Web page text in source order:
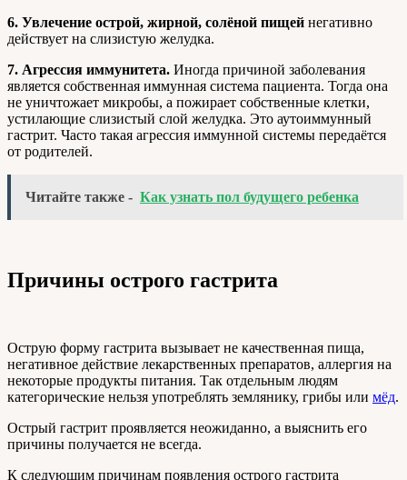
6. Увлечение острой, жирной, солёной пищей негативно
действует на слизистую желудка.
7. Агрессия иммунитета. Иногда причиной заболевания
является собственная иммунная система пациента. Тогда она
не уничтожает микробы, а пожирает собственные клетки,
устилающие слизистый слой желудка. Это аутоиммунный
гастрит. Часто такая агрессия иммунной системы передаётся
от родителей.
Читайте также - Как узнать пол будущего ребенка
Причины острого гастрита
Острую форму гастрита вызывает не качественная пища,
негативное действие лекарственных препаратов, аллергия на
некоторые продукты питания. Так отдельным людям
категорические нельзя употреблять землянику, грибы или мёд.
Острый гастрит проявляется неожиданно, а выяснить его
причины получается не всегда.
К следующим причинам появления острого гастрита